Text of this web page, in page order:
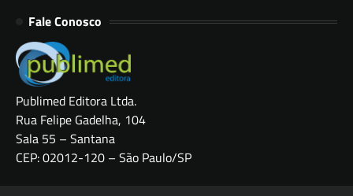
Fale Conosco
Publimed Editora Ltda.
Rua Felipe Gadelha, 104
Sala 55 – Santana
CEP: 02012-120 – São Paulo/SP